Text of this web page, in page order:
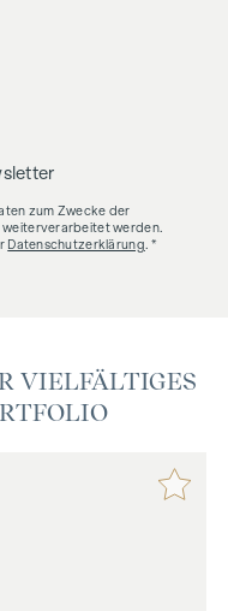
zum Zwecke der
werden.
Datenschutzerklärung . *
VIELFÄLTIGES